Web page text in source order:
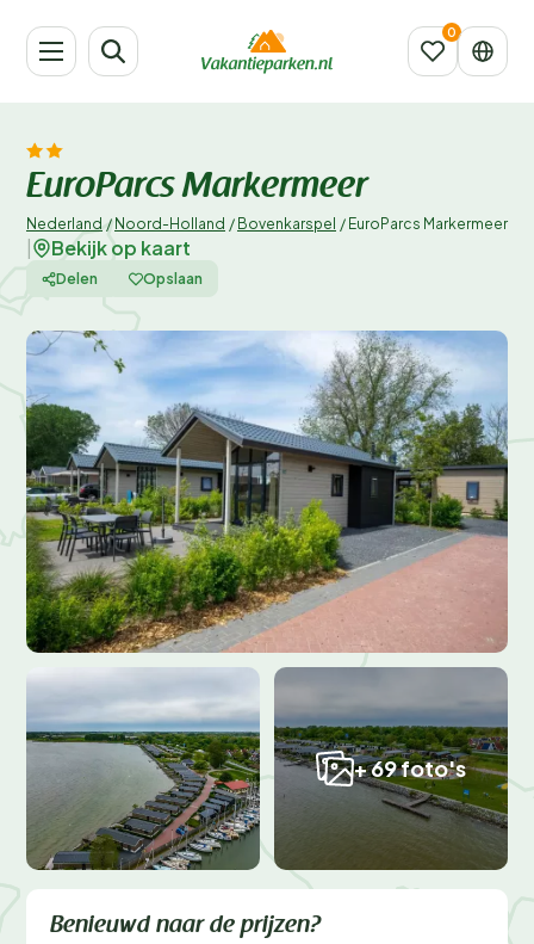
EuroParcs Markermeer
Nederland / Noord-Holland / Bovenkarspel / EuroParcs Markermeer
Bekijk op kaart
Delen Opslaan
+ 69 foto's
Benieuwd naar de prijzen?